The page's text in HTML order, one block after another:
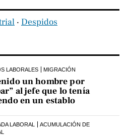
‧ Despidos
LABORALES MIGRACIÓN
un hombre por
al jefe que lo tenía
en un establo
LABORAL
ACUMULACIÓN DE